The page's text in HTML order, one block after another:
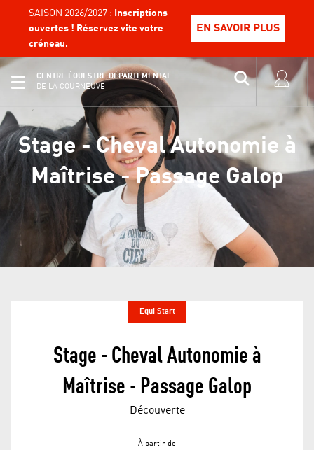
SAISON 2026/2027 :
Inscriptions
ouvertes ! Réservez vite votre
créneau.
EN SAVOIR PLUS
CENTRE ÉQUESTRE DÉPARTEMENTAL
DE LA COURNEUVE
Stage - Cheval Autonomie à
Maîtrise - Passage Galop
Équi Start
Stage - Cheval Autonomie à
Maîtrise - Passage Galop
Découverte
À partir de